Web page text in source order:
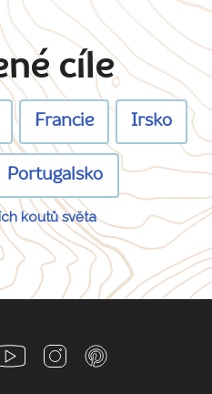
cíle
Francie Irsko
Portugalsko
koutů světa